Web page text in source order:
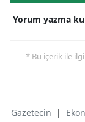
Yorum yazma
* Bu içerik ile
Gazetecin |